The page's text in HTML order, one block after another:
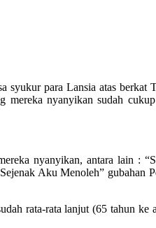
syukur para Lansia atas berkat
nyanyikan sudah
nyanyikan, antara lain :
Aku Menoleh” gubahan
rata-rata lanjut (65 tahun ke